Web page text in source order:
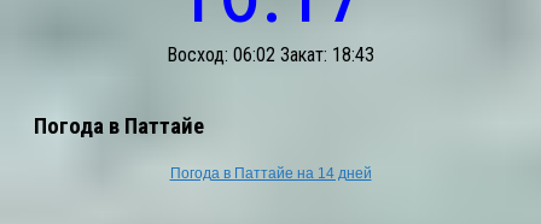
Восход: 06:02 Закат: 18:43
Погода в Паттайе
Погода в Паттайе на 14 дней